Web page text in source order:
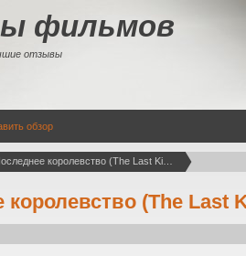
фильмов
отзывы
обзор
королевство (The Last